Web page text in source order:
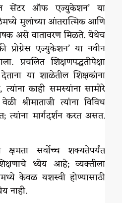
सेंटर ऑफ एज्युकेशन’ या
मुलांच्या आंतरात्मिक आणि
असे वातावरण मिळते. येथेच
प्रोग्रेस एज्युकेशन’ या नवीन
प्रचलित शिक्षणपद्धतीपेक्षा
या शाळेतील शिक्षकांना
काही समस्यांना सामोरे
श्रीमाताजी त्यांना विविध
मार्गदर्शन करत असत.
क्षमता सर्वोच्च शक्यतेपर्यंत
ध्येय आहे; व्यक्तीला
केवळ यशस्वी होण्यासाठी
नाही.